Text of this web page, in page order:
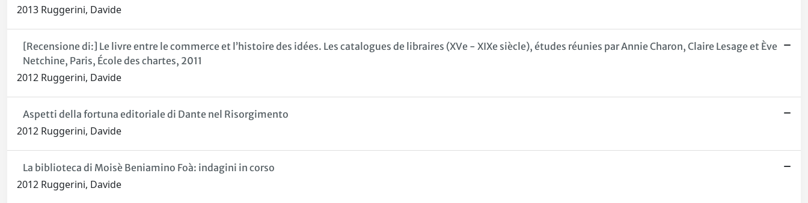
2013 Ruggerini, Davide
[Recensione di:] Le livre entre le commerce et l’histoire des idées. Les catalogues de libraires (XVe - XIXe siècle), études réunies par Annie Charon, Claire Lesage et Ève
Netchine, Paris, École des chartes, 2011
2012 Ruggerini, Davide
Aspetti della fortuna editoriale di Dante nel Risorgimento
2012 Ruggerini, Davide
La biblioteca di Moisè Beniamino Foà: indagini in corso
2012 Ruggerini, Davide